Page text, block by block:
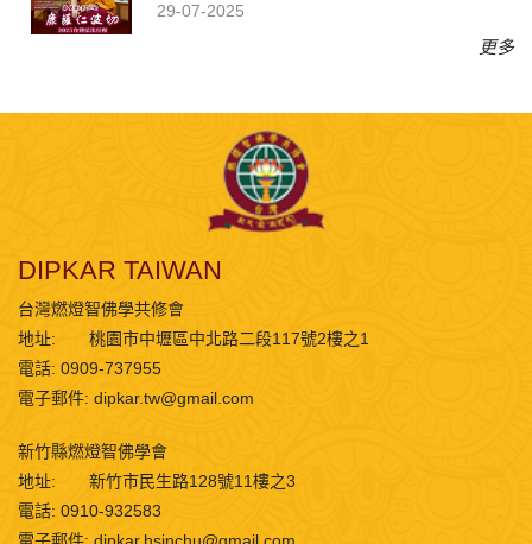
29-07-2025
更多
DIPKAR TAIWAN
台灣燃燈智佛學共修會
地址:
桃園市中壢區中北路二段117號2樓之1
電話: 0909-737955
電子郵件: dipkar.tw@gmail.com
新竹縣燃燈智佛學會
地址:
新竹市民生路128號11樓之3
電話: 0910-932583
電子郵件: dipkar.hsinchu@gmail.com